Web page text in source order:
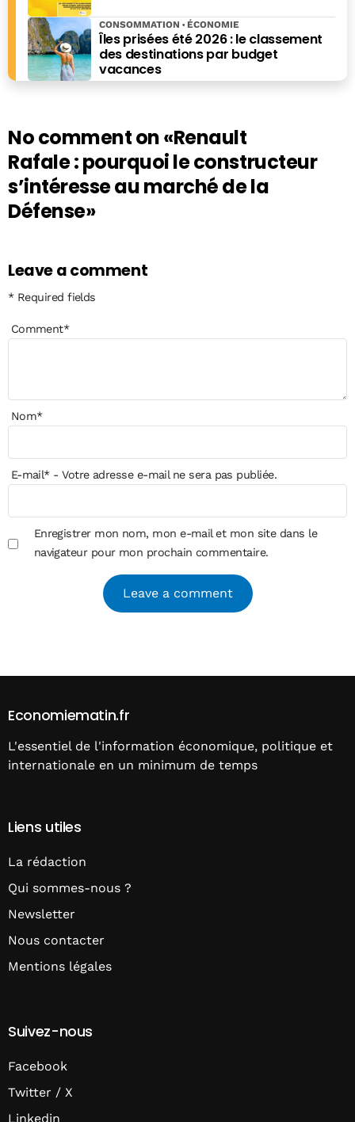
Îles prisées été 2026 : le classement
des destinations par budget
vacances
CONSOMMATION ÉCONOMIE
No comment on«Renault
Rafale : pourquoi le constructeur
s’intéresse au marché de la
Défense»
Leave a comment
* Required fields
Comment*
Nom*
E-mail*- Votre adresse e-mail ne sera pas publiée.
Enregistrer mon nom, mon e-mail et mon site dans le
navigateur pour mon prochain commentaire.
Economiematin.fr
L'essentiel de l'information économique, politique et
internationale en un minimum de temps
Liens utiles
La rédaction
Qui sommes-nous ?
Newsletter
Nous contacter
Mentions légales
Suivez-nous
Facebook
Twitter / X
Linkedin